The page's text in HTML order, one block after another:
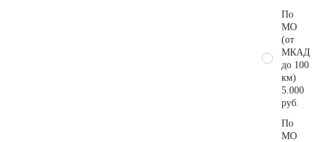
По
МО
(от
МКАД
до 100
км)
5.000
руб.
По
МО